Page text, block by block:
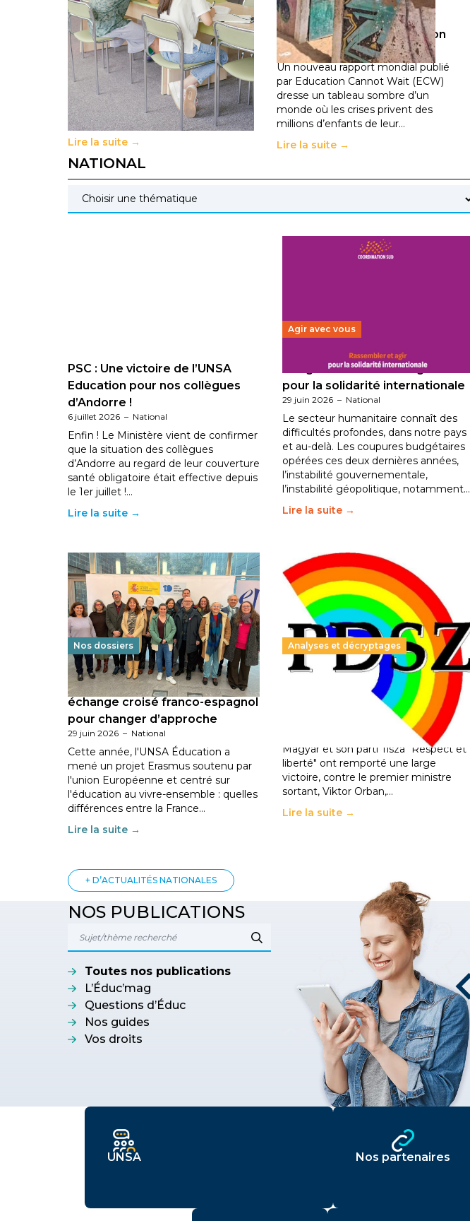
républicaine
11 juillet 2026– National
Le projet de loi sur la régulation de
l’enseignement supérieur privé met
en lumière l’amplification d’un
système qui relègue l’acte
pédagogique au superfétatoire, voire
à…
Lire la suite →
climatiques et des
déplacements de population
11 juillet 2026 –National
Un nouveau rapport mondial publié
par Education Cannot Wait (ECW)
dresse un tableau sombre d’un
monde où les crises privent des
millions d’enfants de leur…
Lire la suite →
NATIONAL
PSC : Une victoire de l’UNSA
Education pour nos collègues
d’Andorre !
6 juillet 2026 – National
Enfin ! Le Ministère vient de confirmer
que la situation des collègues
d’Andorre au regard de leur couverture
santé obligatoire était effective depuis
le 1er juillet !…
Lire la suite →
Agir avec vous
Budget 2026 : État d’urgence
pour la solidarité internationale
29 juin 2026 – National
Le secteur humanitaire connaît des
difficultés profondes, dans notre pays
et au-delà. Les coupures budgétaires
opérées ces deux dernières années,
l’instabilité gouvernementale,
l’instabilité géopolitique, notamment…
Lire la suite →
Nos dossiers
Éducation au vivre-ensemble : un
échange croisé franco-espagnol
pour changer d’approche
29 juin 2026 – National
Cette année, l'UNSA Éducation a
mené un projet Erasmus soutenu par
l'union Européenne et centré sur
l'éducation au vivre-ensemble : quelles
différences entre la France…
Lire la suite →
Analyses et décryptages
Hongrie : du changement pour
les politiques éducatives, aussi !
En Hongrie, le conservateur Peter
Magyar et son parti Tisza "Respect et
liberté" ont remporté une large
victoire, contre le premier ministre
sortant, Viktor Orban,…
Lire la suite →
+ D’ACTUALITÉS NATIONALES
NOS PUBLICATIONS
Toutes nos publications
L’Éduc’mag
Questions d’Éduc
Nos guides
Vos droits
UNSA Nos partenaires